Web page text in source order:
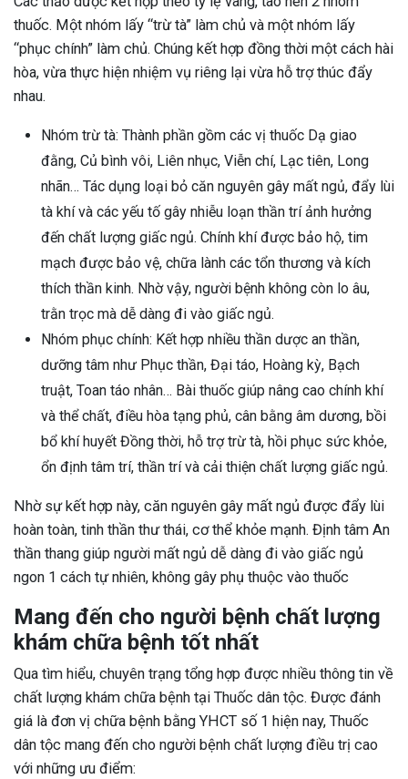
thuốc. Một nhóm lấy “trừ tà” làm chủ và một nhóm lấy
“phục chính” làm chủ. Chúng kết hợp đồng thời một cách hài
hòa, vừa thực hiện nhiệm vụ riêng lại vừa hỗ trợ thúc đẩy
nhau.
Nhóm trừ tà: Thành phần gồm các vị thuốc Dạ giao
đằng, Củ bình vôi, Liên nhục, Viễn chí, Lạc tiên, Long
nhãn… Tác dụng loại bỏ căn nguyên gây mất ngủ, đẩy lùi
tà khí và các yếu tố gây nhiễu loạn thần trí ảnh hưởng
đến chất lượng giấc ngủ. Chính khí được bảo hộ, tim
mạch được bảo vệ, chữa lành các tổn thương và kích
thích thần kinh. Nhờ vậy, người bệnh không còn lo âu,
trằn trọc mà dễ dàng đi vào giấc ngủ.
Nhóm phục chính: Kết hợp nhiều thần dược an thần,
dưỡng tâm như Phục thần, Đại táo, Hoàng kỳ, Bạch
truật, Toan táo nhân… Bài thuốc giúp nâng cao chính khí
và thể chất, điều hòa tạng phủ, cân bằng âm dương, bồi
bổ khí huyết Đồng thời, hỗ trợ trừ tà, hồi phục sức khỏe,
ổn định tâm trí, thần trí và cải thiện chất lượng giấc ngủ.
Nhờ sự kết hợp này, căn nguyên gây mất ngủ được đẩy lùi
hoàn toàn, tinh thần thư thái, cơ thể khỏe mạnh. Định tâm An
thần thang giúp người mất ngủ dễ dàng đi vào giấc ngủ
ngon 1 cách tự nhiên, không gây phụ thuộc vào thuốc
Mang đến cho người bệnh chất lượng
khám chữa bệnh tốt nhất
Qua tìm hiểu, chuyên trạng tổng hợp được nhiều thông tin về
chất lượng khám chữa bệnh tại Thuốc dân tộc. Được đánh
giá là đơn vị chữa bệnh bằng YHCT số 1 hiện nay, Thuốc
dân tộc mang đến cho người bệnh chất lượng điều trị cao
với những ưu điểm: